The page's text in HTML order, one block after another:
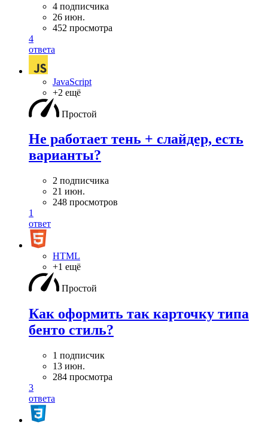
4 подписчика
26 июн.
452 просмотра
4
ответа
JavaScript
+2 ещё
Простой
Не работает тень + слайдер, есть
варианты?
2 подписчика
21 июн.
248 просмотров
1
ответ
HTML
+1 ещё
Простой
Как оформить так карточку типа
бенто стиль?
1 подписчик
13 июн.
284 просмотра
3
ответа